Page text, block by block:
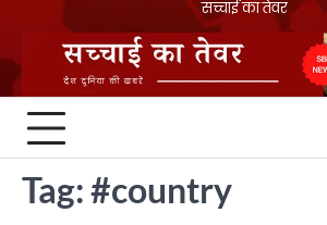
सच्चाई का तेवर
Tag:#country